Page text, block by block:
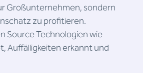
Großunternehmen, sondern
zu profitieren.
Source Technologien wie
Auffälligkeiten erkannt und